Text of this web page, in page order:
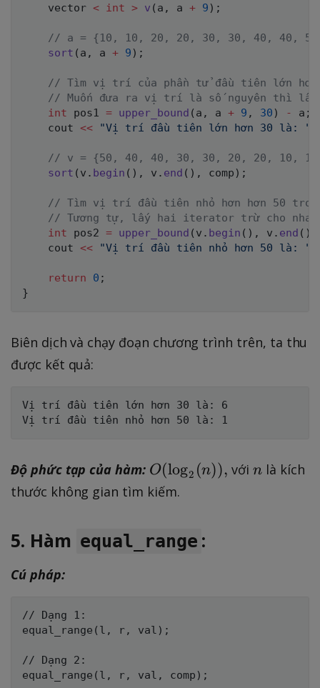
    vector
< int > v ( a , a + 9 ) ;
// a = {10, 10, 20, 20, 30, 30, 40, 40,
sort ( a , a + 9 ) ;
// Tìm vị trí của phần tử đầu tiên lớn hơn
// Muốn đưa ra vị trí là số nguyên thì
int pos1 = upper_bound ( a , a + 9 , 30 ) - a ;
    cout
<< "Vị trí đầu tiên lớn hơn 30 là: "
// v = {50, 40, 40, 30, 30, 20, 20, 10,
sort ( v . begin ( ) , v . end ( ) , comp ) ;
// Tìm vị trí đầu tiên nhỏ hơn hơn 50
// Tương tự, lấy hai iterator trừ cho
int pos2 = upper_bound ( v . begin ( ) , v . end ( )
    cout
<< "Vị trí đầu tiên nhỏ hơn 50 là: "
return 0 ;
}
Biên dịch và chạy đoạn chương trình trên, ta thu
được kết quả:
Vị trí đầu tiên lớn hơn 30 là: 6
Độ phức tạp của hàm: O
(
g
)
O(log2 (n)), vớin
nlà kích
thước không gian tìm kiếm.
5. Hàm equal_range :
Cú pháp:
// Dạng 1:
equal_range(l, r, val);
// Dạng 2: